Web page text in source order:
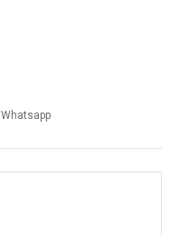
Whatsapp